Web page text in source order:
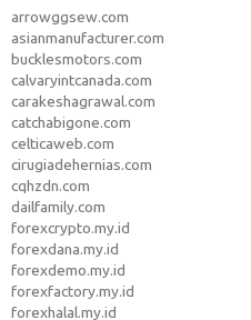
arrowggsew.com
asianmanufacturer.com
bucklesmotors.com
calvaryintcanada.com
carakeshagrawal.com
catchabigone.com
celticaweb.com
cirugiadehernias.com
cqhzdn.com
dailfamily.com
forexcrypto.my.id
forexdana.my.id
forexdemo.my.id
forexfactory.my.id
forexhalal.my.id